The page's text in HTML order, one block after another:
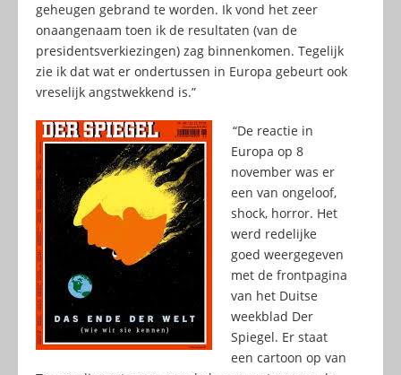
geheugen gebrand te worden. Ik vond het zeer
onaangenaam toen ik de resultaten (van de
presidentsverkiezingen) zag binnenkomen. Tegelijk
zie ik dat wat er ondertussen in Europa gebeurt ook
vreselijk angstwekkend is.”
“De reactie in
Europa op 8
november was er
een van ongeloof,
shock, horror. Het
werd redelijke
goed weergegeven
met de frontpagina
van het Duitse
weekblad Der
Spiegel. Er staat
een cartoon op van